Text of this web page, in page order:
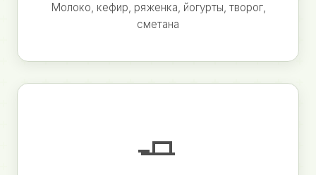
Молоко, кефир, ряженка, йогурты, творог,
сметана
🧈